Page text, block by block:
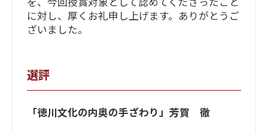
に対し、厚くお礼申し上げます。ありがとうご
ざいました。
選評
「徳川文化の内奥の手ざわり」芳賀 徹